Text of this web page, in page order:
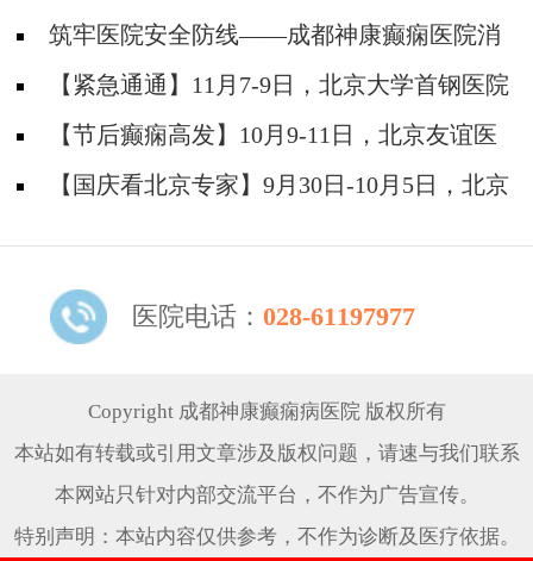
院能治疗癫痫?
筑牢医院安全防线——成都神康癫痫医院消
防安全培训纪实
【紧急通通】11月7-9日，北京大学首钢医院
神经内科胡颖教授亲临成都会诊，破解癫痫疑难
【节后癫痫高发】10月9-11日，北京友谊医
院陈葵博士免费会诊+治疗援助，破解癫痫难
【国庆看北京专家】9月30日-10月5日，北京
助，速约！
医院电话： 028-61197977
Copyright 成都神康癫痫病医院 版权所有
本站如有转载或引用文章涉及版权问题，请速与我们联系
本网站只针对内部交流平台，不作为广告宣传。
特别声明：本站内容仅供参考，不作为诊断及医疗依据。